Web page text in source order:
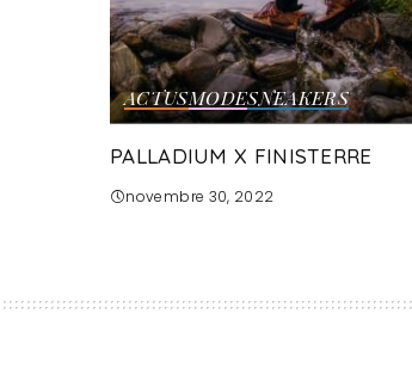
ACTUSMODESNEAKERS
PALLADIUM X FINISTERRE
novembre 30, 2022